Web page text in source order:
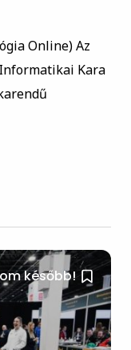
Online) Az
Kara
később!